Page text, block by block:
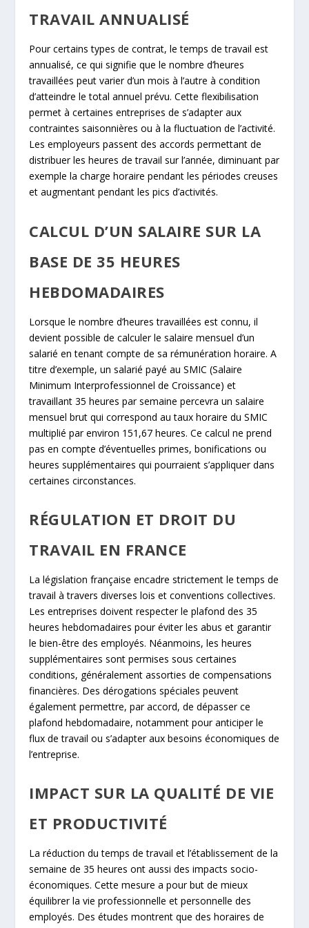
TRAVAIL ANNUALISÉ
Pour certains types de contrat, le temps de travail est
annualisé, ce qui signifie que le nombre d’heures
travaillées peut varier d’un mois à l’autre à condition
d’atteindre le total annuel prévu. Cette flexibilisation
permet à certaines entreprises de s’adapter aux
contraintes saisonnières ou à la fluctuation de l’activité.
Les employeurs passent des accords permettant de
distribuer les heures de travail sur l’année, diminuant par
exemple la charge horaire pendant les périodes creuses
et augmentant pendant les pics d’activités.
CALCUL D’UN SALAIRE SUR LA
BASE DE 35 HEURES
HEBDOMADAIRES
Lorsque le nombre d’heures travaillées est connu, il
devient possible de calculer le salaire mensuel d’un
salarié en tenant compte de sa rémunération horaire. A
titre d’exemple, un salarié payé au SMIC (Salaire
Minimum Interprofessionnel de Croissance) et
travaillant 35 heures par semaine percevra un salaire
mensuel brut qui correspond au taux horaire du SMIC
multiplié par environ 151,67 heures. Ce calcul ne prend
pas en compte d’éventuelles primes, bonifications ou
heures supplémentaires qui pourraient s’appliquer dans
certaines circonstances.
RÉGULATION ET DROIT DU
TRAVAIL EN FRANCE
La législation française encadre strictement le temps de
travail à travers diverses lois et conventions collectives.
Les entreprises doivent respecter le plafond des 35
heures hebdomadaires pour éviter les abus et garantir
le bien-être des employés. Néanmoins, les heures
supplémentaires sont permises sous certaines
conditions, généralement assorties de compensations
financières. Des dérogations spéciales peuvent
également permettre, par accord, de dépasser ce
plafond hebdomadaire, notamment pour anticiper le
flux de travail ou s’adapter aux besoins économiques de
l’entreprise.
IMPACT SUR LA QUALITÉ DE VIE
ET PRODUCTIVITÉ
La réduction du temps de travail et l’établissement de la
semaine de 35 heures ont aussi des impacts socio-
économiques. Cette mesure a pour but de mieux
équilibrer la vie professionnelle et personnelle des
employés. Des études montrent que des horaires de